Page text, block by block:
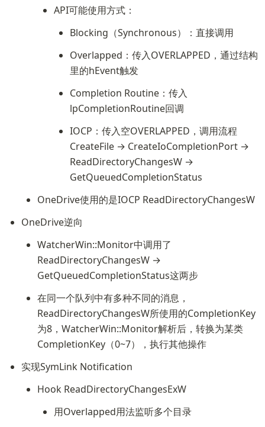
API可能使用方式：
Blocking（Synchronous）：直接调用
Overlapped：传入OVERLAPPED，通过结构
里的hEvent触发
Completion Routine：传入
lpCompletionRoutine回调
IOCP：传入空OVERLAPPED，调用流程
CreateFile → CreateIoCompletionPort →
ReadDirectoryChangesW →
GetQueuedCompletionStatus
OneDrive使用的是IOCP ReadDirectoryChangesW
OneDrive逆向
WatcherWin::Monitor中调用了
ReadDirectoryChangesW →
GetQueuedCompletionStatus这两步
在同一个队列中有多种不同的消息，
ReadDirectoryChangesW所使用的CompletionKey
为8，WatcherWin::Monitor解析后，转换为某类
CompletionKey（0~7），执行其他操作
实现SymLink Notification
Hook ReadDirectoryChangesExW
用Overlapped用法监听多个目录